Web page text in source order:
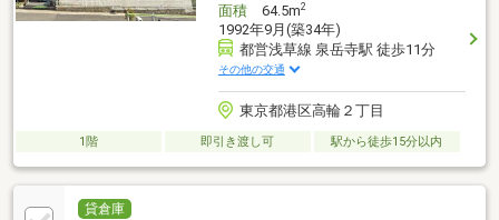
面積64.5m2
1992年9月(築34年)
都営浅草線 泉岳寺駅 徒歩11分
その他の交通
東京都港区高輪２丁目
1階 即引き渡し可 駅から徒歩15分以内
貸倉庫